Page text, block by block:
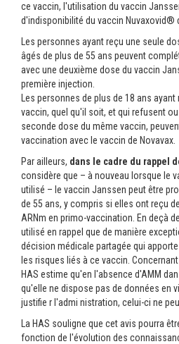
ce vaccin, l'utilisation du vaccin
d'indisponibilité du vaccin Nuvaxovid®
Les personnes ayant reçu une seule
âgés de plus de 55 ans peuvent
avec une deuxième dose du vaccin
première injection.
Les personnes de plus de 18 ans
vaccin, quel qu'il soit, et qui refusent
seconde dose du même vaccin,
vaccination avec le vaccin de Novavax.
Par ailleurs, dans le cadre du rappel
considère que – à nouveau lorsque le
utilisé – le vaccin Janssen peut être
de 55 ans, y compris si elles ont reçu
ARNm en primo-vaccination. En deçà
utilisé en rappel que de manière
décision médicale partagée qui
les risques liés à ce vaccin.
HAS estime qu'en l'absence d'AMM
qu'elle ne dispose pas de données en
justifie r l'admi nistration, celui-ci ne
La HAS souligne que cet avis pourra
fonction de l'évolution des